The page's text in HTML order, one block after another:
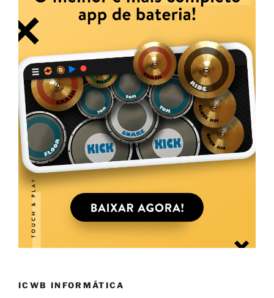
ICWB INFORMÁTICA